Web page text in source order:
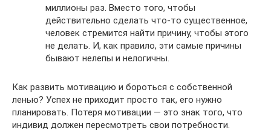
миллионы раз. Вместо того, чтобы
действительно сделать что-то существенное,
человек стремится найти причину, чтобы этого
не делать. И, как правило, эти самые причины
бывают нелепы и нелогичны.
Как развить мотивацию и бороться с собственной
ленью? Успех не приходит просто так, его нужно
планировать. Потеря мотивации — это знак того, что
индивид должен пересмотреть свои потребности.